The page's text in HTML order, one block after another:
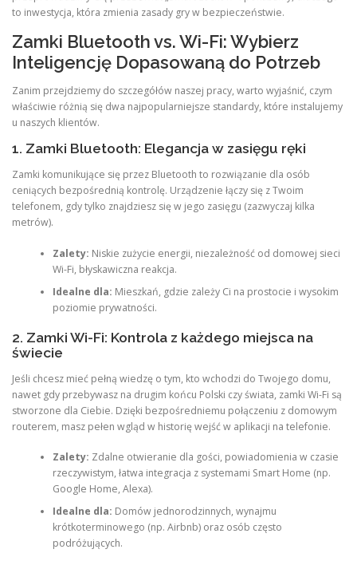
to inwestycja, która zmienia zasady gry w bezpieczeństwie.
Zamki Bluetooth vs. Wi-Fi: Wybierz
Inteligencję Dopasowaną do Potrzeb
Zanim przejdziemy do szczegółów naszej pracy, warto wyjaśnić, czym
właściwie różnią się dwa najpopularniejsze standardy, które instalujemy
u naszych klientów.
1. Zamki Bluetooth: Elegancja w zasięgu ręki
Zamki komunikujące się przez Bluetooth to rozwiązanie dla osób
ceniących bezpośrednią kontrolę. Urządzenie łączy się z Twoim
telefonem, gdy tylko znajdziesz się w jego zasięgu (zazwyczaj kilka
metrów).
Zalety: Niskie zużycie energii, niezależność od domowej sieci
Wi-Fi, błyskawiczna reakcja.
Idealne dla: Mieszkań, gdzie zależy Ci na prostocie i wysokim
poziomie prywatności.
2. Zamki Wi-Fi: Kontrola z każdego miejsca na
świecie
Jeśli chcesz mieć pełną wiedzę o tym, kto wchodzi do Twojego domu,
nawet gdy przebywasz na drugim końcu Polski czy świata, zamki Wi-Fi są
stworzone dla Ciebie. Dzięki bezpośredniemu połączeniu z domowym
routerem, masz pełen wgląd w historię wejść w aplikacji na telefonie.
Zalety: Zdalne otwieranie dla gości, powiadomienia w czasie
rzeczywistym, łatwa integracja z systemami Smart Home (np.
Google Home, Alexa).
Idealne dla: Domów jednorodzinnych, wynajmu
krótkoterminowego (np. Airbnb) oraz osób często
podróżujących.